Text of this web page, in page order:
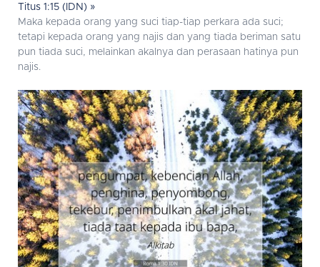
Titus 1:15 (IDN) »
Maka kepada orang yang suci tiap-tiap perkara ada suci;
tetapi kepada orang yang najis dan yang tiada beriman satu
pun tiada suci, melainkan akalnya dan perasaan hatinya pun
najis.